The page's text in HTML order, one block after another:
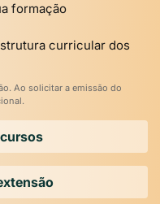
formação
curricular dos
Ao solicitar a emissão do